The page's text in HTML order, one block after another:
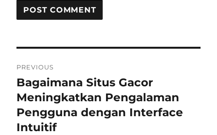
navigation
PREVIOUS
Previous
post:
Bagaimana Situs Gacor
Meningkatkan Pengalaman
Pengguna dengan Interface
Intuitif